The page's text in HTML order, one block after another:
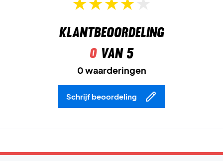
Klantbeoordeling
0van 5
0 waarderingen
Schrijf beoordeling